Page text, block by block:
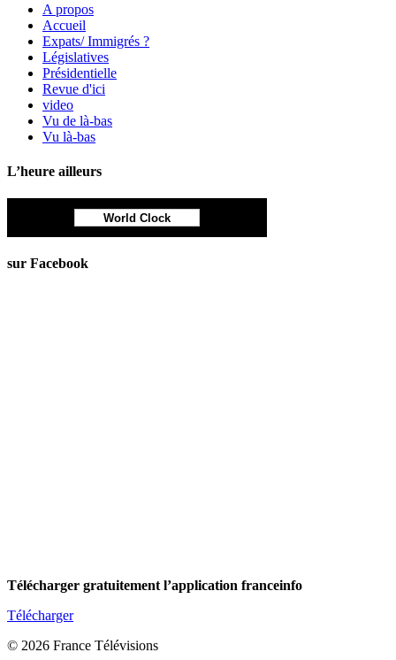
A propos
Accueil
Expats/ Immigrés ?
Législatives
Présidentielle
Revue d'ici
video
Vu de là-bas
Vu là-bas
L’heure ailleurs
World Clock
sur Facebook
Télécharger gratuitement l’application franceinfo
Télécharger
© 2026 France Télévisions